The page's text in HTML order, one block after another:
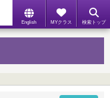
English MYクラス 検索トップ